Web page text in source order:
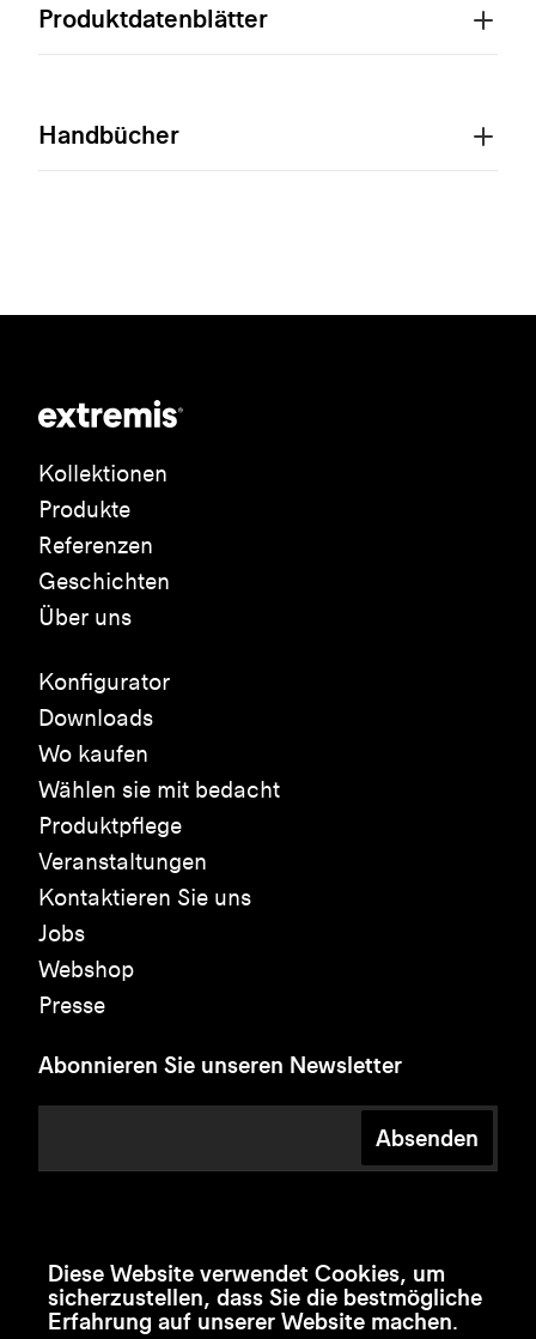
Produktdatenblätter
Handbücher
Kollektionen
Produkte
Referenzen
Geschichten
Über uns
Konfigurator
Downloads
Wo kaufen
Wählen sie mit bedacht
Produktpflege
Veranstaltungen
Kontaktieren Sie uns
Jobs
Webshop
Presse
Abonnieren Sie unseren Newsletter
Absenden
Diese Website verwendet Cookies, um
sicherzustellen, dass Sie die bestmögliche
Erfahrung auf unserer Website machen.